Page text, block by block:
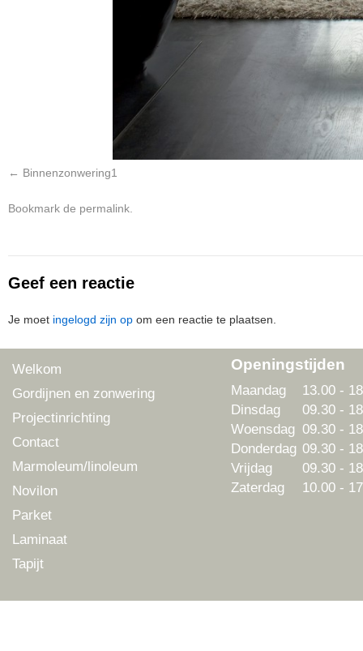
Binnenzonwering1
Bookmark de permalink
Geef een reactie
Je moet ingelogd zijn op om een reactie te plaatsen.
Welkom
Gordijnen en zonwering
Projectinrichting
Contact
Marmoleum/linoleum
Novilon
Parket
Laminaat
Tapijt
Openingstijden
Maandag
Dinsdag
Woensdag
Donderdag
Vrijdag
Zaterdag
13.00 -
09.30 -
09.30 -
09.30 -
09.30 -
10.00 -